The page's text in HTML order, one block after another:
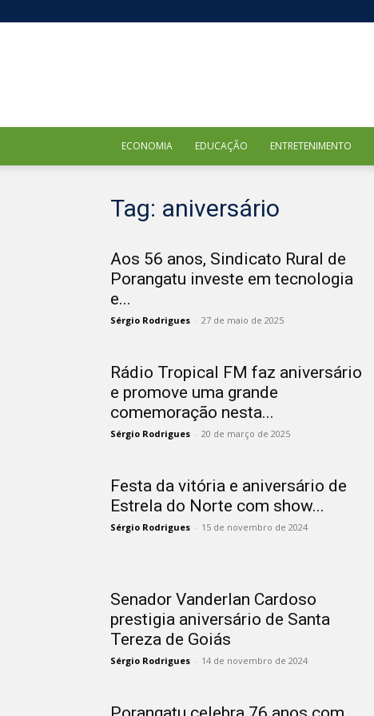
ECONOMIA EDUCAÇÃO ENTRETENIMENTO
Tag: aniversário
Aos 56 anos, Sindicato Rural de
Porangatu investe em tecnologia
e...
Sérgio Rodrigues - 27 de maio de 2025
Rádio Tropical FM faz aniversário
e promove uma grande
comemoração nesta...
Sérgio Rodrigues - 20 de março de 2025
Festa da vitória e aniversário de
Estrela do Norte com show...
Sérgio Rodrigues - 15 de novembro de 2024
Senador Vanderlan Cardoso
prestigia aniversário de Santa
Tereza de Goiás
Sérgio Rodrigues - 14 de novembro de 2024